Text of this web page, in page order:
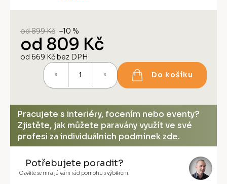
od 899 Kč –10 %
od 809 Kč
od 669 Kčbez DPH
Do košíku
Pracujete s interiéry, focením nebo eventy?
Zjistěte, jak můžete paravány využít ve své
profesi za individuálních podmínek zde.
Potřebujete poradit?
Ozvěte se mi a já vám rád pomohu s výběrem.